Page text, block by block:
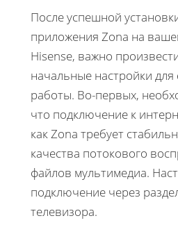
После успешной
приложения Zona на
Hisense, важно
начальные настройки
работы. Во-первых,
что подключение к
как Zona требует
качества потокового
файлов мультимедиа.
подключение через
телевизора.